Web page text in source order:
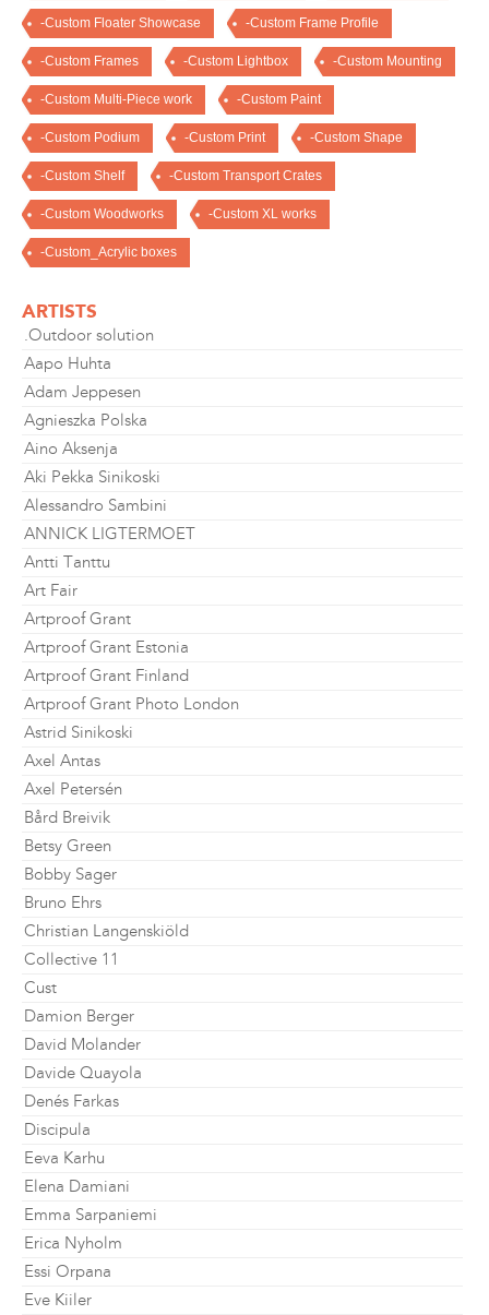
-Custom Floater Showcase -Custom Frame Profile
-Custom Frames -Custom Lightbox -Custom Mounting
-Custom Multi-Piece work -Custom Paint
-Custom Podium -Custom Print -Custom Shape
-Custom Shelf -Custom Transport Crates
-Custom Woodworks -Custom XL works
-Custom_Acrylic boxes
ARTISTS
.Outdoor solution
Aapo Huhta
Adam Jeppesen
Agnieszka Polska
Aino Aksenja
Aki Pekka Sinikoski
Alessandro Sambini
ANNICK LIGTERMOET
Antti Tanttu
Art Fair
Artproof Grant
Artproof Grant Estonia
Artproof Grant Finland
Artproof Grant Photo London
Astrid Sinikoski
Axel Antas
Axel Petersén
Bård Breivik
Betsy Green
Bobby Sager
Bruno Ehrs
Christian Langenskiöld
Collective 11
Cust
Damion Berger
David Molander
Davide Quayola
Denés Farkas
Discipula
Eeva Karhu
Elena Damiani
Emma Sarpaniemi
Erica Nyholm
Essi Orpana
Eve Kiiler